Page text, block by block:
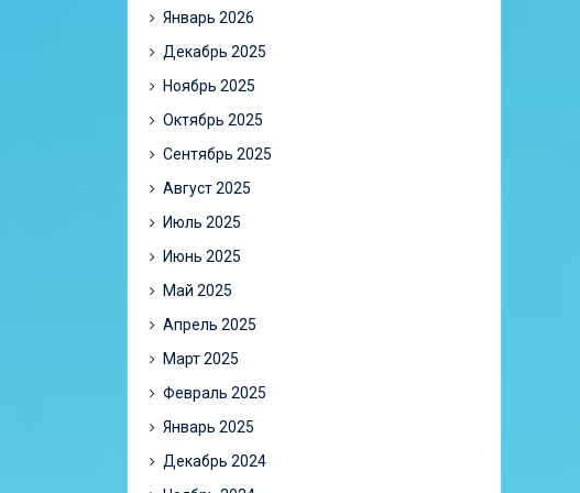
Январь 2026
Декабрь 2025
Ноябрь 2025
Октябрь 2025
Сентябрь 2025
Август 2025
Июль 2025
Июнь 2025
Май 2025
Апрель 2025
Март 2025
Февраль 2025
Январь 2025
Декабрь 2024